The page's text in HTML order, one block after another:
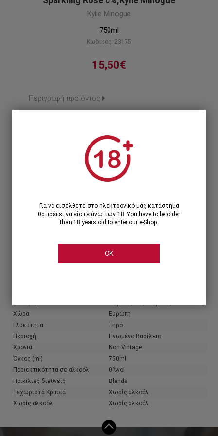
Kylie Minogue
750ml
Κωδικός: 23175
15,50€
Περιγραφή προϊόντος
171,12€
Χαρακτηριστικά
Χώρα
Ευρώπη
Γλυκύτητα
Ξηρό
Περιοχή
Ηνωμένο Βασίλειο
Χρονιά
Non Vintage
Όγκος (ml)
750ml
Περιεκτικότητα σε αλκοόλ
0%vol
Ποικιλίες διεθνείς
Blends
Ξεχωριστά Κρασιά
Χωρίς αλκοόλ
Χωρίς αλκοόλ
Χωρίς αλκοόλ
Για να εισέλθετε στο ηλεκτρονικό μας κατάστημα
θα πρέπει να είστε άνω των 18. You have to be older
than 18 years old to enter our e-Shop.
OK